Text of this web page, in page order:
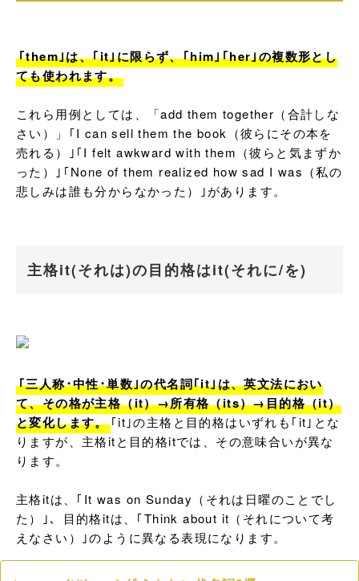
｢them｣は、｢it｣に限らず、｢him｣｢her｣の複数形とし
ても使われます。
これら用例としては、「add them together（合計しな
さい）」｢I can sell them the book（彼らにその本を
売れる）｣｢I felt awkward with them（彼らと気まずか
った）｣｢None of them realized how sad I was（私の
悲しみは誰も分からなかった）｣があります。
主格it(それは)の目的格はit(それに/を)
｢三人称･中性･単数｣の代名詞｢it｣は、英文法におい
て、その格が主格（it）→所有格（its）→目的格（it）
と変化します。｢it｣の主格と目的格はいずれも｢it｣とな
りますが、主格itと目的格itでは、その意味合いが異な
ります。
主格itは、｢It was on Sunday（それは日曜のことでし
た）｣、目的格itは、｢Think about it（それについて考
えなさい）｣のように異なる表現になります。